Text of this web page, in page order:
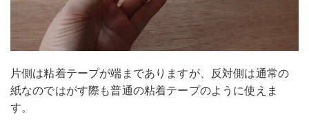
片側は粘着テープが端までありますが、反対側は通常の
紙なのではがす際も普通の粘着テープのように使えま
す。